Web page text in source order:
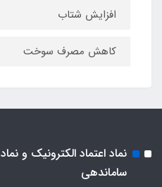
افزایش شتاب
کاهش مصرف سوخت
نماد اعتماد الکترونیک و نماد
ساماندهی